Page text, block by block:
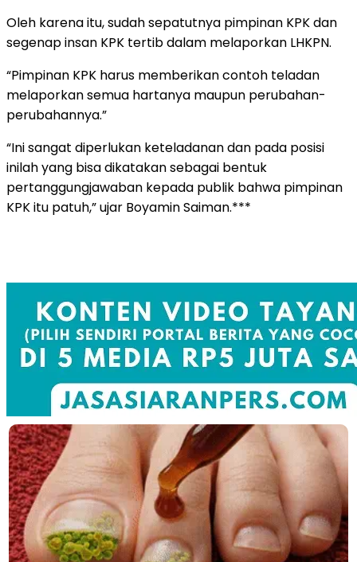
Oleh karena itu, sudah sepatutnya pimpinan KPK dan
segenap insan KPK tertib dalam melaporkan LHKPN.
“Pimpinan KPK harus memberikan contoh teladan
melaporkan semua hartanya maupun perubahan-
perubahannya.”
“Ini sangat diperlukan keteladanan dan pada posisi
inilah yang bisa dikatakan sebagai bentuk
pertanggungjawaban kepada publik bahwa pimpinan
KPK itu patuh,” ujar Boyamin Saiman.***